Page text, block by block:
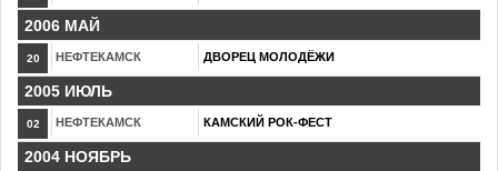
2006 МАЙ
20 НЕФТЕКАМСК ДВОРЕЦ МОЛОДЁЖИ
2005 ИЮЛЬ
02 НЕФТЕКАМСК КАМСКИЙ РОК-ФЕСТ
2004 НОЯБРЬ